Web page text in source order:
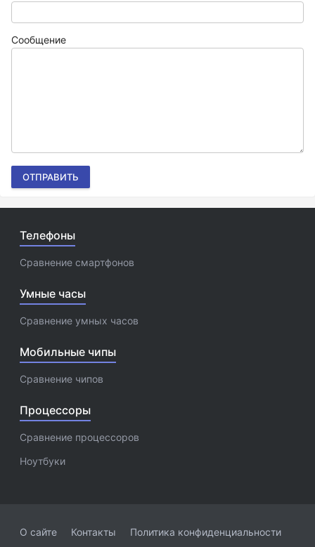
Сообщение
ОТПРАВИТЬ
Телефоны
Сравнение смартфонов
Умные часы
Сравнение умных часов
Мобильные чипы
Сравнение чипов
Процессоры
Сравнение процессоров
Ноутбуки
О сайте Контакты Политика конфиденциальности